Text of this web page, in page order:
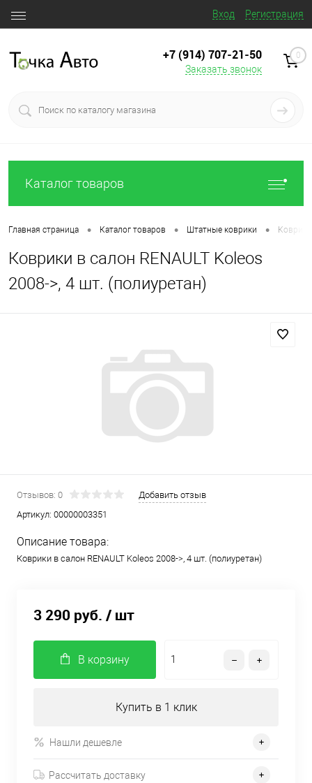
Вход Регистрация
+7 (914) 707‒21‒50
Заказать звонок
0
Каталог товаров
Главная страница • Каталог товаров • Штатные коврики •
Коврики в салон RENAULT Koleos
2008->, 4 шт. (полиуретан)
Отзывов: 0
Добавить отзыв
Артикул: 00000003351
Описание товара:
Коврики в салон RENAULT Koleos 2008->, 4 шт. (полиуретан)
3 290 руб. / шт
В корзину
Купить в 1 клик
Нашли дешевле
Рассчитать доставку